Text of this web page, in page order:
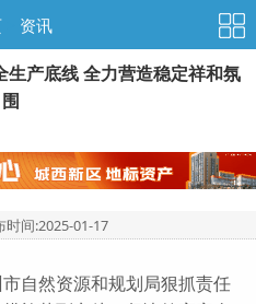
资讯
产底线 全力营造稳定祥和氛
围
时间:2025-01-17
然资源和规划局狠抓责任